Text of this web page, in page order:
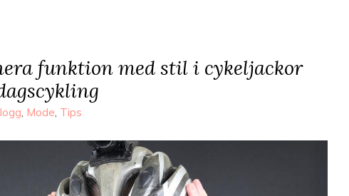
funktion med stil i cykeljackor
, Mode, Tips